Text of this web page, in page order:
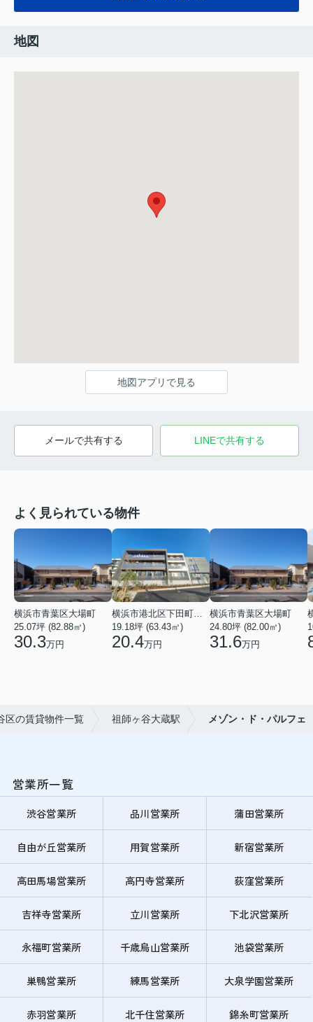
地図
地図アプリで見る
メールで共有する LINEで共有する
よく見られている物件
横浜市青葉区大場町
25.07坪 (82.88㎡)
30.3万円
19.18坪 (63.43㎡)
20.4万円
横浜市青葉区大場町
24.80坪 (82.00㎡)
31.6万円
区の賃貸物件一覧 祖師ヶ谷大蔵駅 メゾン・ド・パルフェ
営業所一覧
渋谷営業所 品川営業所 蒲田営業所
自由が丘営業所 用賀営業所 新宿営業所
高田馬場営業所 高円寺営業所 荻窪営業所
吉祥寺営業所 立川営業所 下北沢営業所
永福町営業所 千歳烏山営業所 池袋営業所
巣鴨営業所 練馬営業所 大泉学園営業所
赤羽営業所 北千住営業所 錦糸町営業所